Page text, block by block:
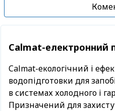
Calmat-електронний
Calmat-екологічний і
водопідготовки для
в системах холодного і
Призначений для